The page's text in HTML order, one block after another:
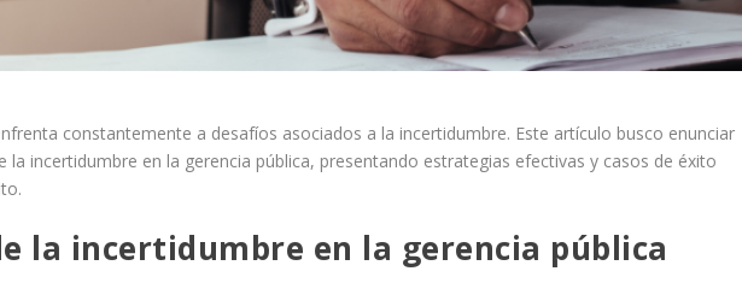
constantemente a desafíos asociados a la incertidumbre. Este artículo busco enunciar
la incertidumbre en la gerencia pública, presentando estrategias efectivas y casos de éxito
la incertidumbre en la gerencia pública